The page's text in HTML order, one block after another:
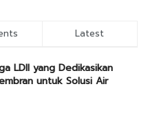
Latest
LDII yang Dedikasikan
untuk Solusi Air